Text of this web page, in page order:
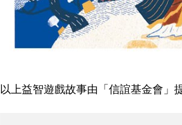
以上益智遊戲故事由「信誼基金會」